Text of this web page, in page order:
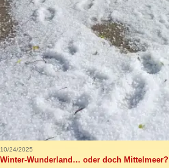
10/24/2025
Winter-Wunderland… oder doch Mittelmeer?